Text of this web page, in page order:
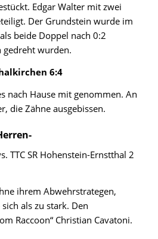
Edgar Walter mit zwei
Der Grundstein wurde im
beide Doppel nach 0:2
gedreht wurden.
6:4
nach Hause mit genommen. An
die Zähne ausgebissen.
TTC SR Hohenstein-Ernstthal 2
ihrem Abwehrstrategen,
als zu stark. Den
Raccoon“ Christian Cavatoni.